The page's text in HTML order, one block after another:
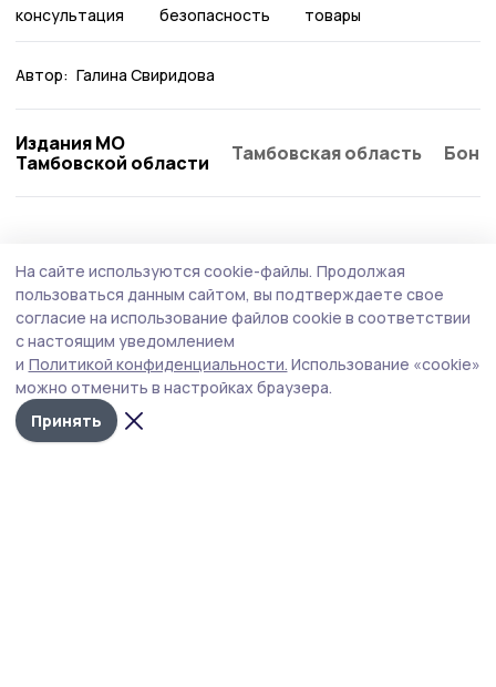
консультация безопасность товары
Автор: Галина Свиридова
Издания МО
Тамбовской области
Тамбовская область
Клуб «Тепло маминых рук» открыли в
Мичуринском округе
Клуб стал седьмой площадкой, созданной в
муниципалитетах Тамбовской области по инициативе
филиала фонда «Защитники Отечества».
На сайте используются cookie-файлы. Продолжая
пользоваться данным сайтом, вы подтверждаете свое
согласие на использование файлов cookie в соответствии
с настоящим уведомлением
и Политикой конфиденциальности. Использование «cookie»
можно отменить в настройках браузера.
Принять